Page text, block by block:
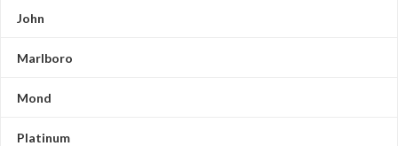
John
Marlboro
Mond
Platinum